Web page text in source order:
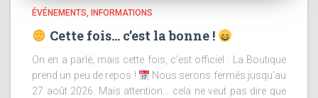
ÉVÉNEMENTS INFORMATIONS
Cette fois… c’est la bonne !
On en a parlé, mais cette fois, c’est officiel : La Boutique
prend un peu de repos !
Nous serons fermés jusqu’au
27 août 2026. Mais attention… cela ne veut pas dire que